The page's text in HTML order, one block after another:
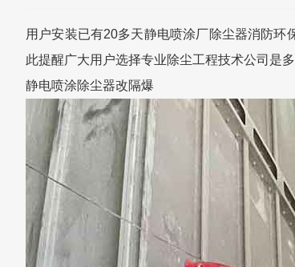
用户安装已有20多天静电喷涂厂除尘器消防
此提醒广大用户选择专业除尘工程技术公司是
静电喷涂除尘器改隔爆